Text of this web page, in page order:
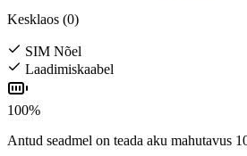
Kesklaos (0)
SIM Nõel
Laadimiskaabel
100%
Antud seadmel on teada aku mahutavus